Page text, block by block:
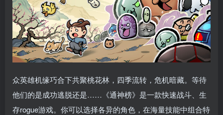
众英雄机缘巧合下共聚桃花林，四季流转，危机暗藏。等待
他们的是成功逃脱还是……《通神榜》是一款快速战斗、生
存rogue游戏。你可以选择各异的角色，在海量技能中组合特